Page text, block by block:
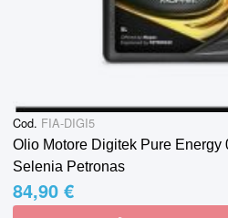
Cod. FIA-DIGI5
Olio Motore Digitek Pure Energy
Selenia Petronas
84,90 €